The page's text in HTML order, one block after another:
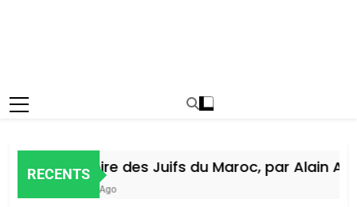
RECENTS
Histoire des Juifs du Maroc, par Alain
5 Jours Ago